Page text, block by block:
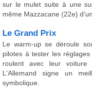
sur le mulet suite à une
même Mazzacane (22e)
Le Grand Prix
Le warm-up se déroule
pilotes à tester les
roulent avec leur
L'Allemand signe un
symbolique.